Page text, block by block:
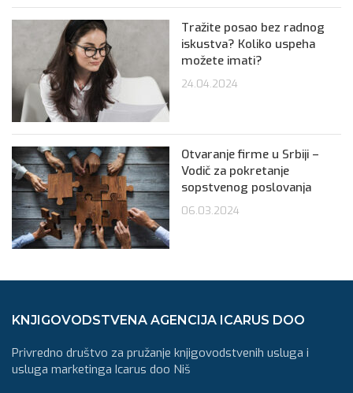
Tražite posao bez radnog
iskustva? Koliko uspeha
možete imati?
24.04.2024
Otvaranje firme u Srbiji –
Vodič za pokretanje
sopstvenog poslovanja
06.03.2024
KNJIGOVODSTVENA AGENCIJA ICARUS DOO
Privredno društvo za pružanje knjigovodstvenih usluga i
usluga marketinga Icarus doo Niš